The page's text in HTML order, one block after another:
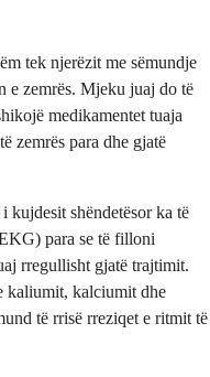
tek njerëzit me sëmundje
e zemrës. Mjeku juaj do të
medikamentet tuaja
zemrës para dhe gjatë
kujdesit shëndetësor ka të
para se të filloni
rregullisht gjatë trajtimit.
kaliumit, kalciumit dhe
të rrisë rreziqet e ritmit të